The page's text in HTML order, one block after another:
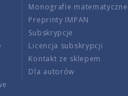
Monografie matematyczne
Preprinty IMPAN
Subskrypcje
Licencja subskrypcji
Kontakt ze sklepem
Dla autorów